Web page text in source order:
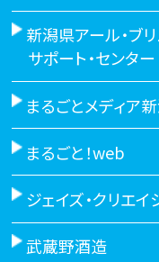
新潟県アール・ブリ
サポート・センタ
まるごとメディア
まるごと！web
ジェイズ・クリエイ
武蔵野酒造